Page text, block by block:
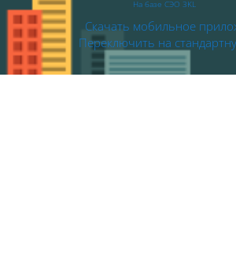
На базе СЭО 3KL
Скачать мобильное
Переключить на